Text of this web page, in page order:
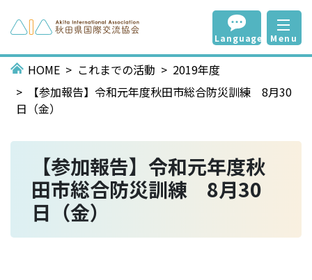
Language Menu
HOME これまでの活動
2019年度
【参加報告】令和元年度秋田市総合防災訓練 8月30
日（金）
【参加報告】令和元年度秋
田市総合防災訓練 8月30
日（金）